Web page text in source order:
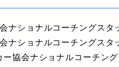
ナショナルコーチングスタ
ナショナルコーチングスタ
協会ナショナルコーチング